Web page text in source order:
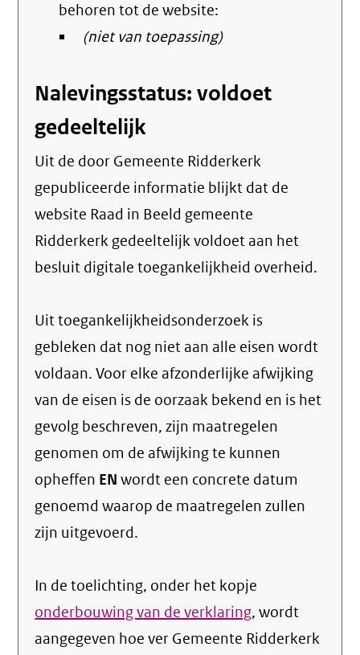
behoren tot de website:
(niet van toepassing)
Nalevingsstatus: voldoet
gedeeltelijk
Uit de door Gemeente Ridderkerk
gepubliceerde informatie blijkt dat de
website Raad in Beeld gemeente
Ridderkerk gedeeltelijk voldoet aan het
besluit digitale toegankelijkheid overheid.
Uit toegankelijkheidsonderzoek is
gebleken dat nog niet aan alle eisen wordt
voldaan. Voor elke afzonderlijke afwijking
van de eisen is de oorzaak bekend en is het
gevolg beschreven, zijn maatregelen
genomen om de afwijking te kunnen
opheffen EN wordt een concrete datum
genoemd waarop de maatregelen zullen
zijn uitgevoerd.
In de toelichting, onder het kopje
onderbouwing van de verklaring, wordt
aangegeven hoe ver Gemeente Ridderkerk